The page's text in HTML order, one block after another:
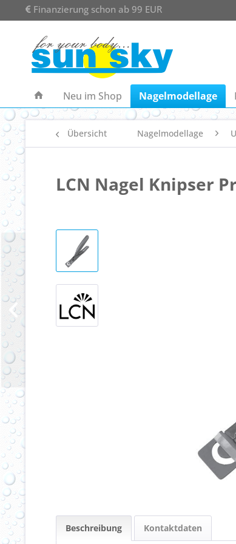
Finanzierung schon ab 99 EUR
Neu im Shop Nagelmodellage
Übersicht Nagelmodellage
LCN Nagel Knipser
Beschreibung Kontaktdaten